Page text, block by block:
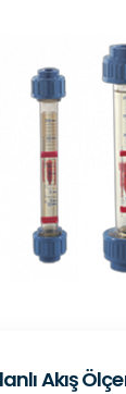
Değişken